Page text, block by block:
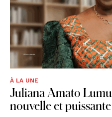
À LA UNE
Juliana Amato
nouvelle et